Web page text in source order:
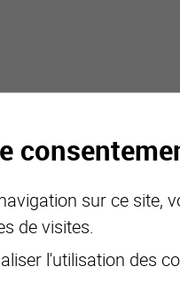
sur ce site,
de visites.
l'utilisation des